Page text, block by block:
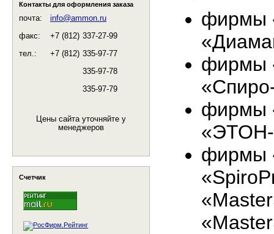
Контакты для оформления заказа
почта:
info@ammon.ru
факс:
+7 (812) 337-27-99
тел.:
+7 (812) 335-97-77
335-97-78
335-97-79
Цены сайта уточняйте у
менеджеров
Счетчик
фирмы
фирмы
фирмы
фирмы